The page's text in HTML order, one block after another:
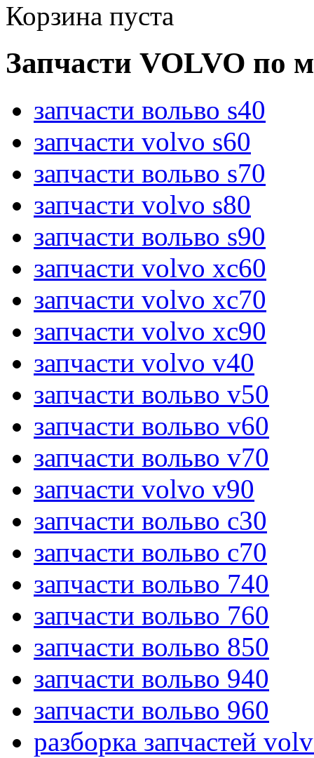
Корзина пуста
Запчасти VOLVO по
запчасти вольво s40
запчасти volvo s60
запчасти вольво s70
запчасти volvo s80
запчасти вольво s90
запчасти volvo xc60
запчасти volvo xc70
запчасти volvo xc90
запчасти volvo v40
запчасти вольво v50
запчасти вольво v60
запчасти вольво v70
запчасти volvo v90
запчасти вольво c30
запчасти вольво c70
запчасти вольво 740
запчасти вольво 760
запчасти вольво 850
запчасти вольво 940
запчасти вольво 960
разборка запчастей